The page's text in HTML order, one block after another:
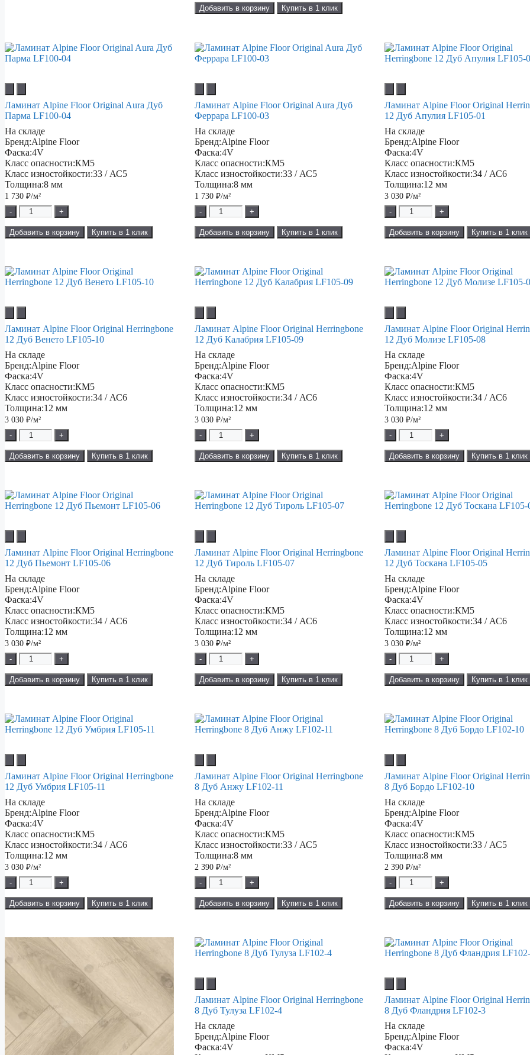
Добавить в корзину Купить в 1 клик
Ламинат Alpine Floor Original Aura Дуб
Парма LF100-04
На складе
Бренд:Alpine Floor
Фаска:4V
Класс опасности:КМ5
Класс изностойкости:33 / АС5
Толщина:8 мм
1 730 ₽/м²
-
+
Добавить в корзину Купить в 1 клик
Ламинат Alpine Floor Original Aura Дуб
Феррара LF100-03
На складе
Бренд:Alpine Floor
Фаска:4V
Класс опасности:КМ5
Класс изностойкости:33 / АС5
Толщина:8 мм
1 730₽/м²
-
+
Добавить в корзину Купить в 1 клик
Ламинат Alpine Floor Original
12 Дуб Апулия LF105-01
На складе
Бренд:Alpine Floor
Фаска:4V
Класс опасности:КМ5
Класс изностойкости:34 / АС6
Толщина:12 мм
3 030₽/м²
-
+
Добавить в корзину Купить в 1 клик
Ламинат Alpine Floor Original Herringbone
12 Дуб Венето LF105-10
На складе
Бренд:Alpine Floor
Фаска:4V
Класс опасности:КМ5
Класс изностойкости:34 / АС6
Толщина:12 мм
3 030 ₽/м²
-
+
Добавить в корзину Купить в 1 клик
Ламинат Alpine Floor Original Herringbone
12 Дуб Калабрия LF105-09
На складе
Бренд:Alpine Floor
Фаска:4V
Класс опасности:КМ5
Класс изностойкости:34 / АС6
Толщина:12 мм
3 030₽/м²
-
+
Добавить в корзину Купить в 1 клик
Ламинат Alpine Floor Original
12 Дуб Молизе LF105-08
На складе
Бренд:Alpine Floor
Фаска:4V
Класс опасности:КМ5
Класс изностойкости:34 / АС6
Толщина:12 мм
3 030₽/м²
-
+
Добавить в корзину Купить в 1 клик
Ламинат Alpine Floor Original Herringbone
12 Дуб Пьемонт LF105-06
На складе
Бренд:Alpine Floor
Фаска:4V
Класс опасности:КМ5
Класс изностойкости:34 / АС6
Толщина:12 мм
3 030 ₽/м²
-
+
Добавить в корзину Купить в 1 клик
Ламинат Alpine Floor Original Herringbone
12 Дуб Тироль LF105-07
На складе
Бренд:Alpine Floor
Фаска:4V
Класс опасности:КМ5
Класс изностойкости:34 / АС6
Толщина:12 мм
3 030₽/м²
-
+
Добавить в корзину Купить в 1 клик
Ламинат Alpine Floor Original
12 Дуб Тоскана LF105-05
На складе
Бренд:Alpine Floor
Фаска:4V
Класс опасности:КМ5
Класс изностойкости:34 / АС6
Толщина:12 мм
3 030₽/м²
-
+
Добавить в корзину Купить в 1 клик
Ламинат Alpine Floor Original Herringbone
12 Дуб Умбрия LF105-11
На складе
Бренд:Alpine Floor
Фаска:4V
Класс опасности:КМ5
Класс изностойкости:34 / АС6
Толщина:12 мм
3 030 ₽/м²
-
+
Добавить в корзину Купить в 1 клик
Ламинат Alpine Floor Original Herringbone
8 Дуб Анжу LF102-11
На складе
Бренд:Alpine Floor
Фаска:4V
Класс опасности:КМ5
Класс изностойкости:33 / АС5
Толщина:8 мм
2 390₽/м²
-
+
Добавить в корзину Купить в 1 клик
Ламинат Alpine Floor Original
8 Дуб Бордо LF102-10
На складе
Бренд:Alpine Floor
Фаска:4V
Класс опасности:КМ5
Класс изностойкости:33 / АС5
Толщина:8 мм
2 390₽/м²
-
+
Добавить в корзину Купить в 1 клик
Ламинат Alpine Floor Original Herringbone
8 Дуб Тулуза LF102-4
На складе
Бренд:Alpine Floor
Фаска:4V
Ламинат Alpine Floor Original
8 Дуб Фландрия LF102-3
На складе
Бренд:Alpine Floor
Фаска:4V